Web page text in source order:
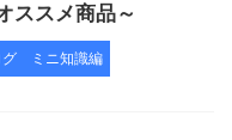
ススメ商品～
グ ミニ知識編